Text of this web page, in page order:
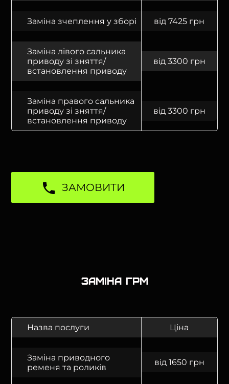
Заміна зчеплення у зборі від 7425 грн
Заміна лівого сальника
приводу зі зняття/
встановлення приводу
від 3300 грн
Заміна правого сальника
приводу зі зняття/
встановлення приводу
від 3300 грн
ЗАМОВИТИ
Заміна ГРМ
Назва послуги Ціна
Заміна приводного
ременя та роликів
від 1650 грн